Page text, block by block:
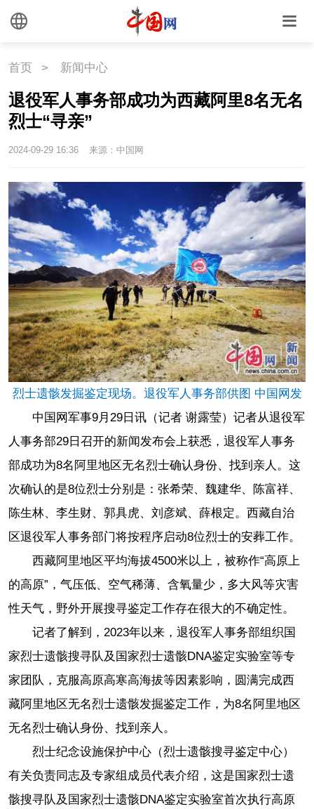
首页 > 新闻中心
退役军人事务部成功为西藏阿里8名无名
烈士“寻亲”
2024-09-29 16:36 来源：中国网
烈士遗骸发掘鉴定现场。退役军人事务部供图 中国网发
中国网军事9月29日讯（记者 谢露莹）记者从退役军
人事务部29日召开的新闻发布会上获悉，退役军人事务
部成功为8名阿里地区无名烈士确认身份、找到亲人。这
次确认的是8位烈士分别是：张希荣、魏建华、陈富祥、
陈生林、李生财、郭具虎、刘彦斌、薛根定。西藏自治
区退役军人事务部门将按程序启动8位烈士的安葬工作。
西藏阿里地区平均海拔4500米以上，被称作“高原上
的高原”，气压低、空气稀薄、含氧量少，多大风等灾害
性天气，野外开展搜寻鉴定工作存在很大的不确定性。
记者了解到，2023年以来，退役军人事务部组织国
家烈士遗骸搜寻队及国家烈士遗骸DNA鉴定实验室等专
家团队，克服高原高寒高海拔等因素影响，圆满完成西
藏阿里地区无名烈士遗骸发掘鉴定工作，为8名阿里地区
无名烈士确认身份、找到亲人。
烈士纪念设施保护中心（烈士遗骸搜寻鉴定中心）
有关负责同志及专家组成员代表介绍，这是国家烈士遗
骸搜寻队及国家烈士遗骸DNA鉴定实验室首次执行高原